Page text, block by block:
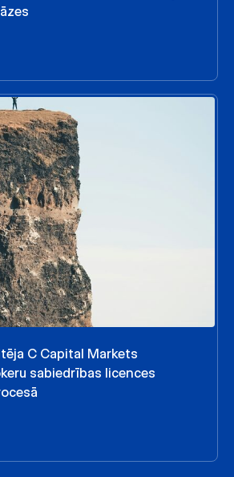
C Capital Markets
sabiedrības licences